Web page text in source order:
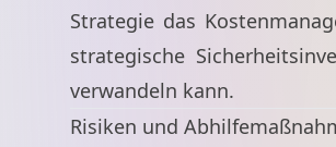
Strategie das
strategische
verwandeln kann.
Risiken und